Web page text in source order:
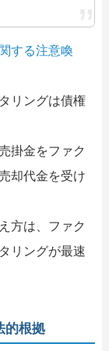
する注意喚
リングは債権
掛金をファク
却代金を受け
方は、ファク
リングが最速
的根拠